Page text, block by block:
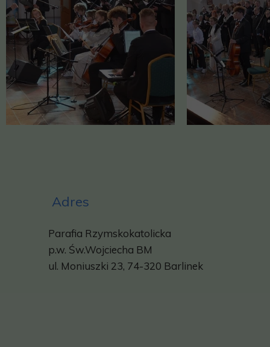
Adres
Parafia Rzymskokatolicka
p.w. Św.Wojciecha BM
ul. Moniuszki 23, 74-320 Barlinek